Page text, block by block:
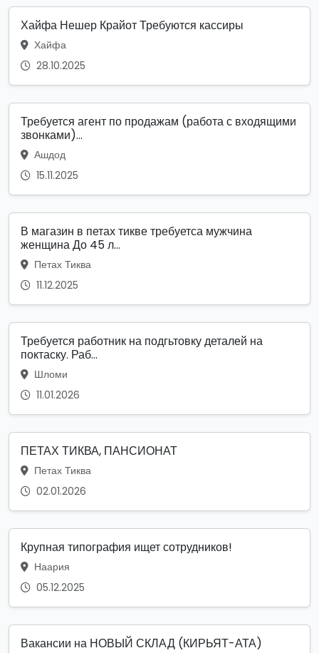
Хайфа Нешер Крайот Требуются кассиры
Хайфа
28.10.2025
Требуется агент по продажам (работа с входящими
звонками)...
Ашдод
15.11.2025
В магазин в петах тикве требуетса мужчина
женщина До 45 л...
Петах Тиква
11.12.2025
Требуется работник на подгьтовку деталей на
поктаску. Раб...
Шломи
11.01.2026
ПЕТАХ ТИКВА, ПАНСИОНАТ
Петах Тиква
02.01.2026
Крупная типография ищет сотрудников!
Наария
05.12.2025
Вакансии на НОВЫЙ СКЛАД (КИРЬЯТ-АТА)